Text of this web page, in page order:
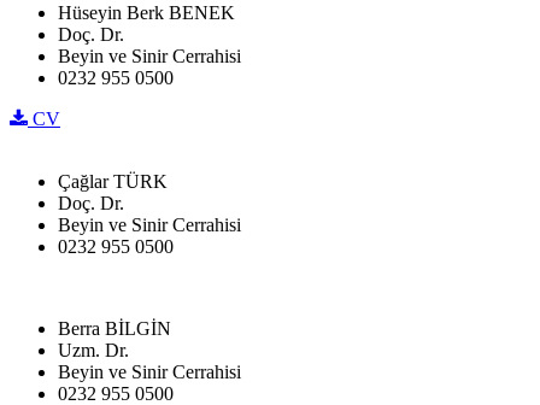
Hüseyin Berk BENEK
Doç. Dr.
Beyin ve Sinir Cerrahisi
0232 955 0500
CV
Çağlar TÜRK
Doç. Dr.
Beyin ve Sinir Cerrahisi
0232 955 0500
Berra BİLGİN
Uzm. Dr.
Beyin ve Sinir Cerrahisi
0232 955 0500